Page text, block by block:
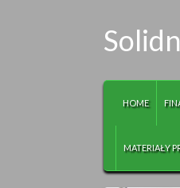
HOME
MATERIAŁY